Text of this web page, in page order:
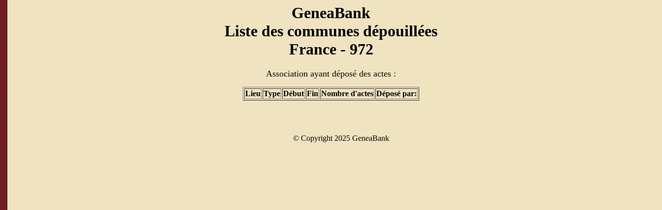
GeneaBank
Liste des communes dépouillées
France - 972
Association ayant déposé des actes :
Lieu Type Début Fin Nombre d'actes Déposé par:
© Copyright 2025 GeneaBank